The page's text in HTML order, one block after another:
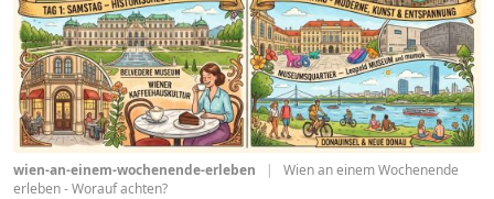
wien-an-einem-wochenende-erleben |
Wien an einem Wochenende
erleben - Worauf achten?